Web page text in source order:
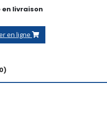
en livraison
en ligne